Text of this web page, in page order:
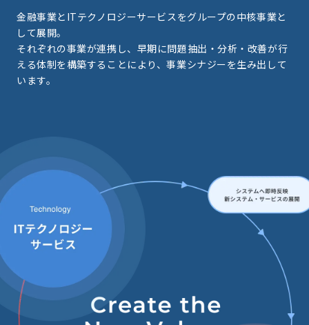
金融事業とITテクノロジーサービスをグループの中核事業と
して展開。
それぞれの事業が連携し、早期に問題抽出・分析・改善が行
える体制を構築することにより、事業シナジーを生み出して
います。